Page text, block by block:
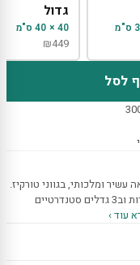
גדול
40 × 40 ס"מ
₪449
לסל
ומלכותי, בגווני טורקיז.
המדבקות מגיעות בסט של 15יחידות וב3 גדלים סטנדרטיים
עוד ›